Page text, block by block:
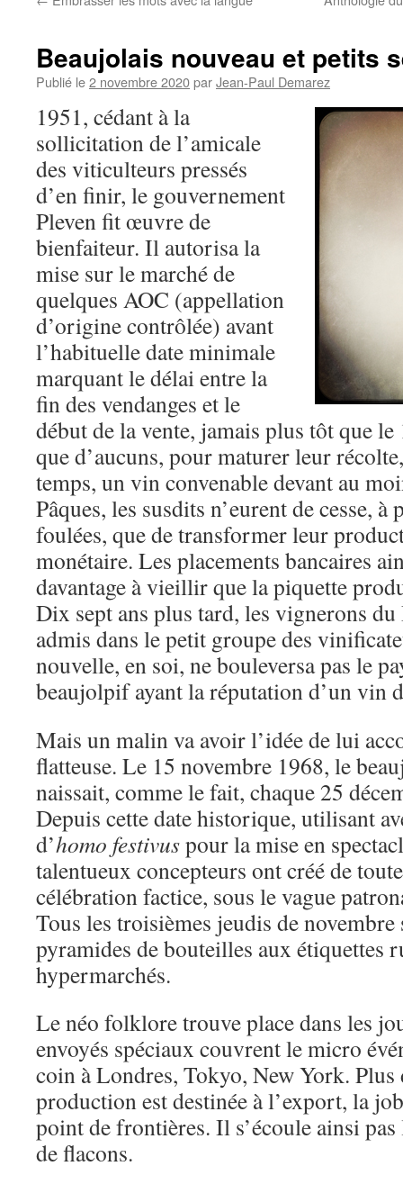
Beaujolais nouveau et petits
Publié le2 novembre 2020parJean-Paul Demarez
1951, cédant à la
sollicitation de l’amicale
des viticulteurs pressés
d’en finir, le gouvernement
Pleven fit œuvre de
bienfaiteur. Il autorisa la
mise sur le marché de
quelques AOC (appellation
d’origine contrôlée) avant
l’habituelle date minimale
marquant le délai entre la
fin des vendanges et le
début de la vente, jamais plus tôt que
que d’aucuns, pour maturer leur
temps, un vin convenable devant au
Pâques, les susdits n’eurent de cesse, à
foulées, que de transformer leur
monétaire. Les placements bancaires
davantage à vieillir que la piquette
Dix sept ans plus tard, les vignerons
admis dans le petit groupe des
nouvelle, en soi, ne bouleversa pas le
beaujolpif ayant la réputation d’un vin
Mais un malin va avoir l’idée de lui
flatteuse. Le 15 novembre 1968, le
naissait, comme le fait, chaque 25
Depuis cette date historique, utilisant
d’homo festivuspour la mise en
talentueux concepteurs ont créé de
célébration factice, sous le vague
Tous les troisièmes jeudis de novembre
pyramides de bouteilles aux étiquettes
hypermarchés.
Le néo folklore trouve place dans les
envoyés spéciaux couvrent le micro
coin à Londres, Tokyo, New York. Plus
production est destinée à l’export, la
point de frontières. Il s’écoule ainsi
de flacons.